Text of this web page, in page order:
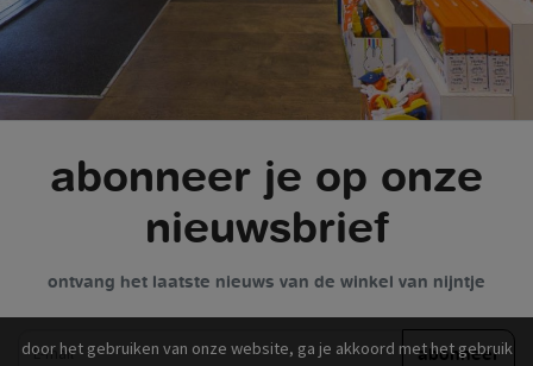
abonneer je op onze
nieuwsbrief
ontvang het laatste nieuws van de winkel van nijntje
e-mail
abonneer
door het gebruiken van onze website, ga je akkoord met het gebruik